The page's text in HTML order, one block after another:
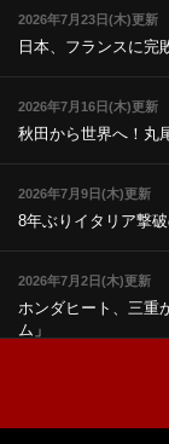
2026年7月23日(木)更新
日本、フランスに完
2026年7月16日(木)更新
秋田から世界へ！丸
2026年7月9日(木)更新
8年ぶりイタリア撃
2026年7月2日(木)更新
ホンダヒート、三重
ム」